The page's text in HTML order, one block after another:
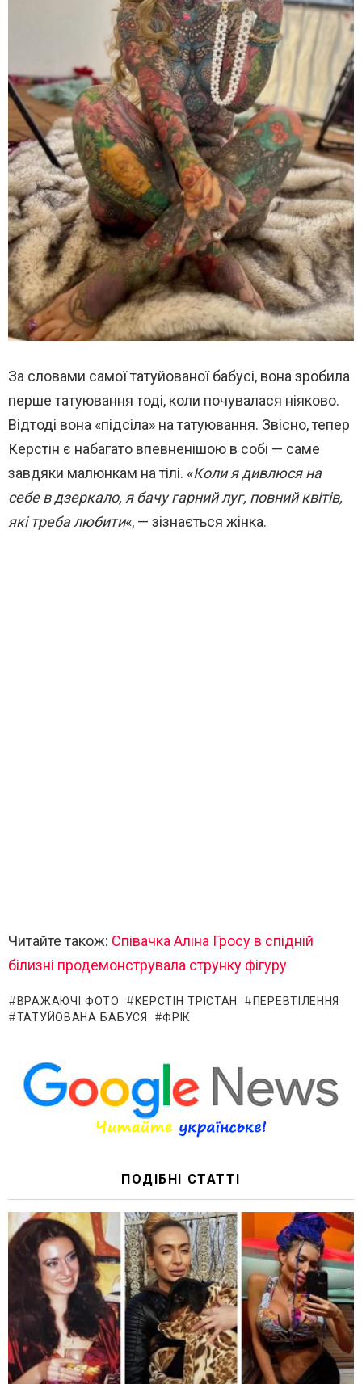
За словами самої татуйованої бабусі, вона зробила
перше татуювання тоді, коли почувалася ніяково.
Відтоді вона «підсіла» на татуювання. Звісно, тепер
Керстін є набагато впевненішою в собі — саме
завдяки малюнкам на тілі. «Коли я дивлюся на
себе в дзеркало, я бачу гарний луг, повний квітів,
які треба любити«, — зізнається жінка.
Читайте також: Співачка Аліна Гросу в спідній
білизні продемонструвала струнку фігуру
ВРАЖАЮЧІ ФОТО КЕРСТІН ТРІСТАН
ПЕРЕВТІЛЕННЯ
ТАТУЙОВАНА БАБУСЯ
ФРІК
ПОДІБНІ СТАТТІ